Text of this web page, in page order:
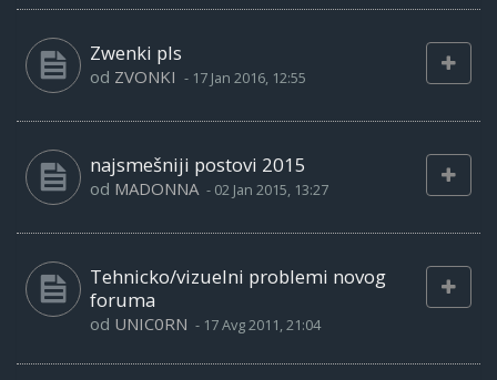
Zwenki pls
od ZVONKI - 17 Jan 2016, 12:55
najsmešniji postovi 2015
od MADONNA - 02 Jan 2015, 13:27
Tehnicko/vizuelni problemi novog
foruma
od UNIC0RN - 17 Avg 2011, 21:04